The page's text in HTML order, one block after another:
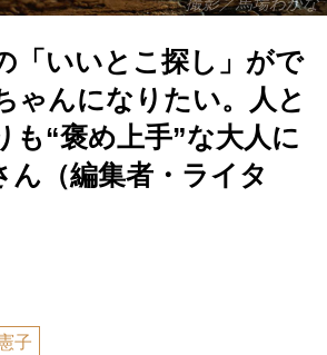
撮影／馬場わかな
「いいとこ探し」がで
ゃんになりたい。人と
も“褒め上手”な大人に
ん（編集者・ライタ
子